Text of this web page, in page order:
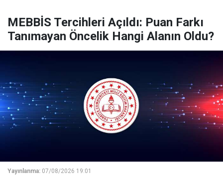
MEBBİS Tercihleri Açıldı: Puan Farkı
Tanımayan Öncelik Hangi Alanın Oldu?
Yayınlanma: 07/08/2026 19:01